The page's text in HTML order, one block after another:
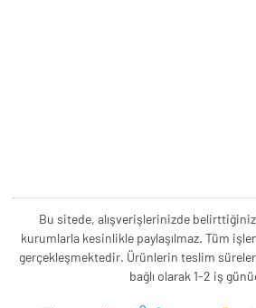
Bu sitede, alışverişlerinizde
kurumlarla kesinlikle paylaşılmaz. Tüm
gerçekleşmektedir. Ürünlerin teslim
bağlı olarak 1-2 iş